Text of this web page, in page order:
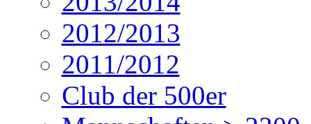
2012/2013
2011/2012
Club der 500er